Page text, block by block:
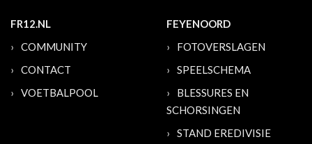
FR12.NL
COMMUNITY
CONTACT
VOETBALPOOL
FEYENOORD
FOTOVERSLAGEN
SPEELSCHEMA
BLESSURES EN
SCHORSINGEN
STAND EREDIVISIE